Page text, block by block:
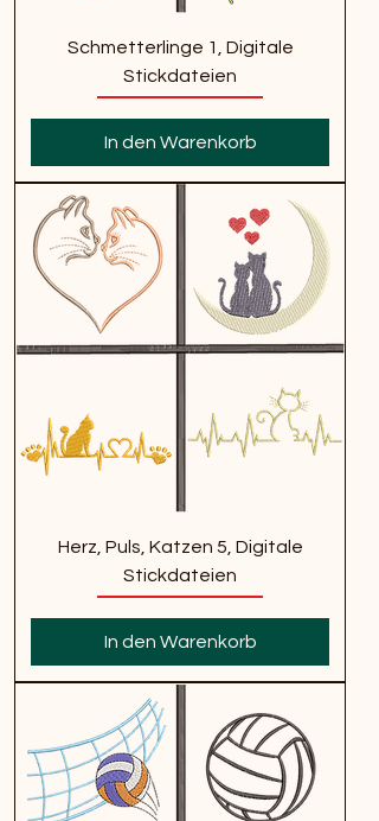
Schmetterlinge 1, Digitale
Stickdateien
In den Warenkorb
Herz, Puls, Katzen 5, Digitale
Stickdateien
In den Warenkorb